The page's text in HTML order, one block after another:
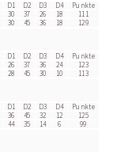
D1 D2 D3 D4
Punkte
30 37 26 18
111
30 45 36 18
129
D1 D2 D3 D4
Punkte
26 37 36 24
123
28 45 30 10
113
D1 D2 D3 D4
Punkte
36 45 32 12
125
44 35 14 6
99